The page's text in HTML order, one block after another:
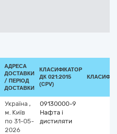
АДРЕСА
ДОСТАВКИ
/ ПЕРІОД
ДОСТАВКИ
КЛАСИФІКАТОР
ДК 021:2015
(CPV)
Україна ,
м. Київ
по 31-05-
2026
09130000-9
Нафта і
дистиляти